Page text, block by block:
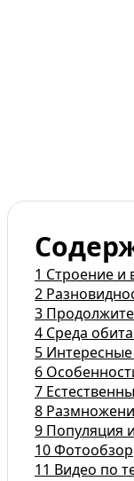
1 Строение и
2
3
4 Среда
5
6
7
8
9 Популяция
10Фотообзор
11 Видео по